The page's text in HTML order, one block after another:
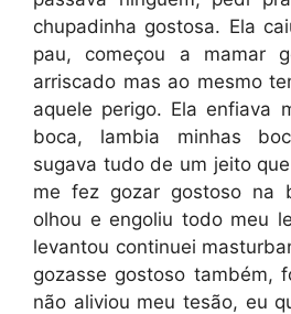
chupadinha gostosa. Ela
pau, começou a mamar
arriscado mas ao mesmo
aquele perigo. Ela enfiava
boca, lambia minhas
sugava tudo de um jeito
me fez gozar gostoso na
olhou e engoliu todo meu
levantou continuei
gozasse gostoso também,
não aliviou meu tesão, eu